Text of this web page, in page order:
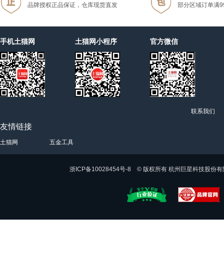
品牌授权正品保证，仓库现货直发
部分区域订单满
手机土猫网 土猫网小程序 官方微信
联系我们
友情链接
土猫网 五金工具
浙ICP备10028454号-8 © 版权所有 杭州巨星科技股份